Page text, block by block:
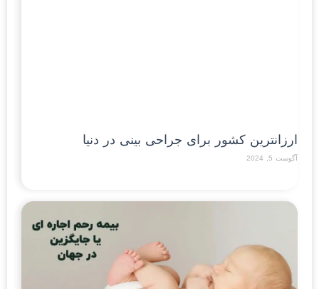
ارزان‎ترین کشور برای جراحی بینی در دنیا
آگوست 5, 2024